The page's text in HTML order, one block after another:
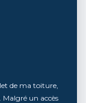
fin de chantier.
nettoyage de